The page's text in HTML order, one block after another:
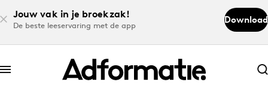
Jouw vak in je broekzak!
De beste leeservaring met de app
Download
Abonneer nu
Abonneer nu